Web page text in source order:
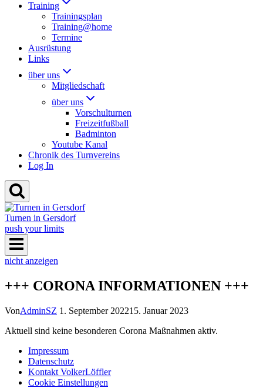
Training
Trainingsplan
Training@home
Termine
Ausrüstung
Links
über uns
Mitgliedschaft
über uns
Vorschulturnen
Freizeitfußball
Badminton
Youtube Kanal
Chronik des Turnvereins
Log In
Turnen in Gersdorf
push your limits
nicht anzeigen
+++ CORONA INFORMATIONEN +++
VonAdminSZ 1. September 202215. Januar 2023
Aktuell sind keine besonderen Corona Maßnahmen aktiv.
Impressum
Datenschutz
Kontakt VolkerLöffler
Cookie Einstellungen